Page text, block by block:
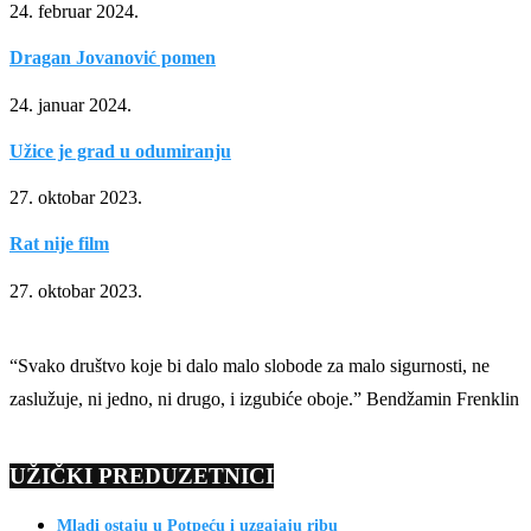
24. februar 2024.
Dragan Jovanović pomen
24. januar 2024.
Užice je grad u odumiranju
27. oktobar 2023.
Rat nije film
27. oktobar 2023.
“Svako društvo koje bi dalo malo slobode za malo sigurnosti, ne
zaslužuje, ni jedno, ni drugo, i izgubiće oboje.” Bendžamin Frenklin
UŽIČKI PREDUZETNICI
Mladi ostaju u Potpeću i uzgajaju ribu